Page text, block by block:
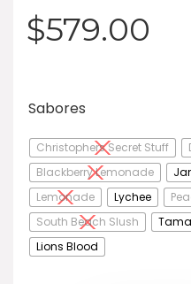
$579.00
Sabores
Christophers Secret Stuff
Blackberry Lemonade
Lemonade
Lychee
South Beach Slush
Lions Blood